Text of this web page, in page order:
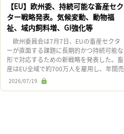
【EU】欧州委、持続可能な畜産セク
ター戦略発表。気候変動、動物福
祉、域内飼料増、GI強化等
欧州委員会は7月7日、EUの畜産セクタ
ーが直面する課題に長期的かつ持続可能な
形で対応するための新戦略を発表した。畜
産はEU全域で約700万人を雇用し、年間売
上高は4,000億ユーロ（約74兆円）に上る
一方、低収益性、コ […]
2026/07/19